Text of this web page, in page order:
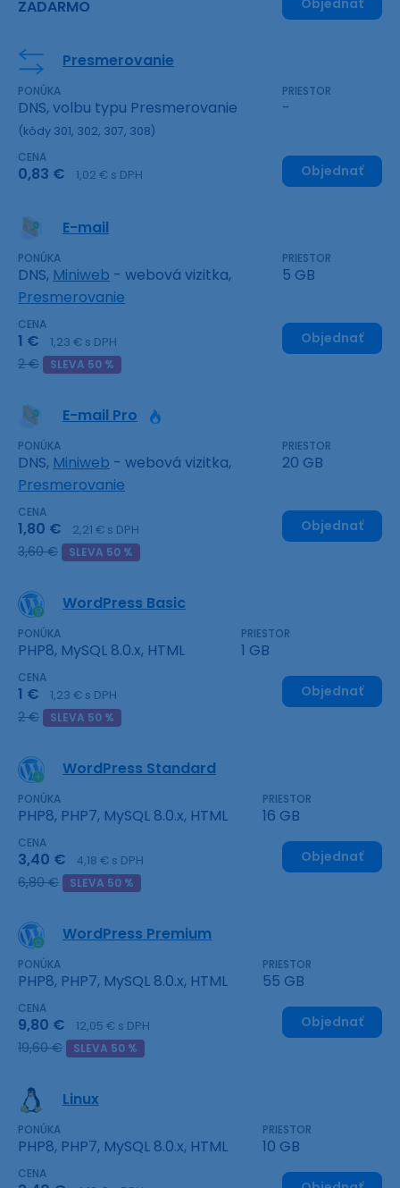
ZADARMO Objednať
Presmerovanie
PONÚKA
DNS, volbu typu Presmerovanie
(kódy 301, 302, 307, 308)
PRIESTOR
-
CENA
0,83 € 1,02 € s DPH Objednať
E-mail
PONÚKA
DNS, Miniweb - webová vizitka,
Presmerovanie
PRIESTOR
5 GB
CENA
1 € 1,23 € s DPH
2 € SLEVA 50 %
Objednať
E-mail Pro
PONÚKA
DNS, Miniweb - webová vizitka,
Presmerovanie
PRIESTOR
20 GB
CENA
1,80 € 2,21 € s DPH
3,60 € SLEVA 50 %
Objednať
WordPress Basic
PONÚKA
PHP8, MySQL 8.0.x, HTML
PRIESTOR
1 GB
CENA
1 € 1,23 € s DPH
2 € SLEVA 50 %
Objednať
WordPress Standard
PONÚKA
PHP8, PHP7, MySQL 8.0.x, HTML
PRIESTOR
16 GB
CENA
3,40 € 4,18 € s DPH
6,80 € SLEVA 50 %
Objednať
WordPress Premium
PONÚKA
PHP8, PHP7, MySQL 8.0.x, HTML
PRIESTOR
55 GB
CENA
9,80 € 12,05 € s DPH
19,60 € SLEVA 50 %
Objednať
Linux
PONÚKA
PHP8, PHP7, MySQL 8.0.x, HTML
PRIESTOR
10 GB
CENA